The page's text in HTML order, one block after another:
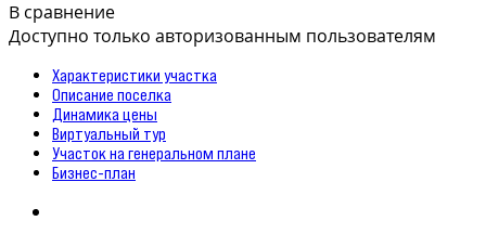
В сравнение
Доступно только авторизованным пользователям
Характеристики участка
Описание поселка
Динамика цены
Виртуальный тур
Участок на генеральном плане
Бизнес-план